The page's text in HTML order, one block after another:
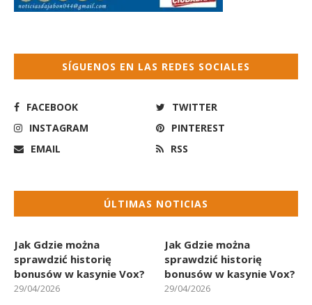
SÍGUENOS EN LAS REDES SOCIALES
FACEBOOK
TWITTER
INSTAGRAM
PINTEREST
EMAIL
RSS
ÚLTIMAS NOTICIAS
Jak Gdzie można
sprawdzić historię
bonusów w kasynie Vox?
29/04/2026
Jak Gdzie można
sprawdzić historię
bonusów w kasynie Vox?
29/04/2026